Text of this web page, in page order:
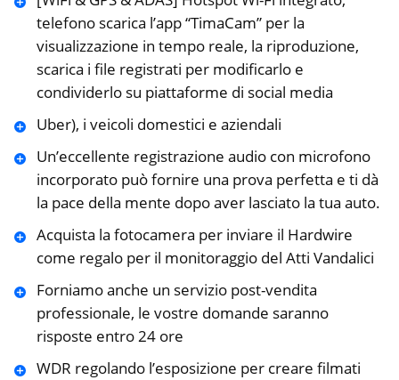
telefono scarica l’app “TimaCam” per la
visualizzazione in tempo reale, la riproduzione,
scarica i file registrati per modificarlo e
condividerlo su piattaforme di social media
Uber), i veicoli domestici e aziendali
Un’eccellente registrazione audio con microfono
incorporato può fornire una prova perfetta e ti dà
la pace della mente dopo aver lasciato la tua auto.
Acquista la fotocamera per inviare il Hardwire
come regalo per il monitoraggio del Atti Vandalici
Forniamo anche un servizio post-vendita
professionale, le vostre domande saranno
risposte entro 24 ore
WDR regolando l’esposizione per creare filmati